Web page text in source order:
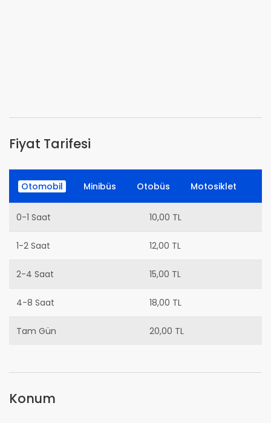
Fiyat Tarifesi
Otomobil Minibüs Otobüs Motosiklet
0-1 Saat 10,00 TL
1-2 Saat 12,00 TL
2-4 Saat 15,00 TL
4-8 Saat 18,00 TL
Tam Gün 20,00 TL
Konum